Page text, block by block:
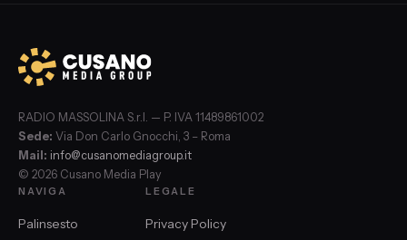
RADIO MASSOLINA S.r.l. — P. IVA 11489861002
Sede: Via Don Carlo Gnocchi, 3 – Roma
Mail: info@cusanomediagroup.it
© 2026 Cusano Media Play
NAVIGA
Palinsesto
LEGALE
Privacy Policy